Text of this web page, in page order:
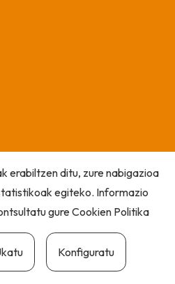
erabiltzen ditu, zure nabigazioa
egiteko. Informazio
gureCookien Politika
Konfiguratu